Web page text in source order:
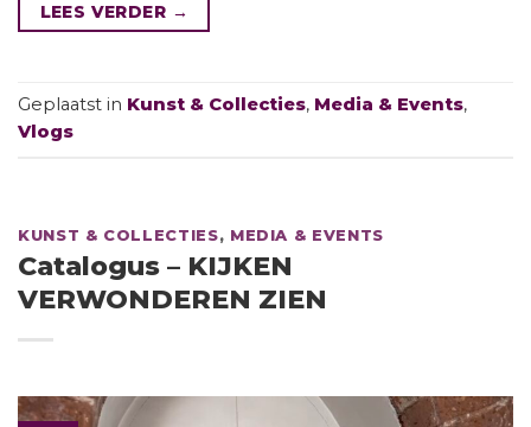
LEES VERDER →
Geplaatst in Kunst & Collecties, Media & Events,
Vlogs
KUNST & COLLECTIES, MEDIA & EVENTS
Catalogus – KIJKEN
VERWONDEREN ZIEN